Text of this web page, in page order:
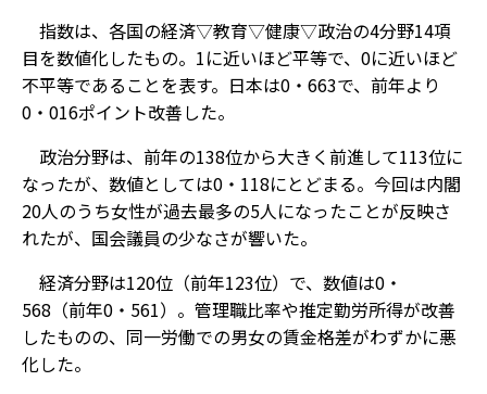
指数は、各国の経済▽教育▽健康▽政治――の4分野14項
目を数値化したもの。1に近いほど平等で、0に近いほど
不平等であることを表す。日本は0・663で、前年より
0・016ポイント改善した。
政治分野は、前年の138位から大きく前進して113位に
なったが、数値としては0・118にとどまる。今回は内閣
20人のうち女性が過去最多の5人になったことが反映さ
れたが、国会議員の少なさが響いた。
経済分野は120位（前年123位）で、数値は0・
568（前年0・561）。管理職比率や推定勤労所得が改善
したものの、同一労働での男女の賃金格差がわずかに悪
化した。